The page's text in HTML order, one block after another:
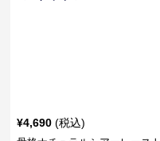
¥4,690 (税込)